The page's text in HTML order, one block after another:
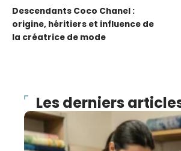
Descendants Coco Chanel :
origine, héritiers et influence de
la créatrice de mode
Les derniers